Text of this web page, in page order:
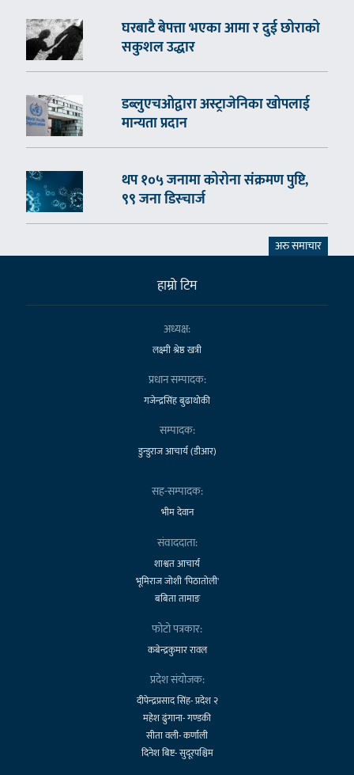
घरबाटै बेपत्ता भएका आमा र दुई छोराको
सकुशल उद्धार
डब्लुएचओद्वारा अस्ट्राजेनिका खोपलाई
मान्यता प्रदान
थप १०५ जनामा कोरोना संक्रमण पुष्टि,
९९ जना डिस्चार्ज
अरु समाचार
हाम्राे टिम
अध्यक्ष:
लक्ष्मी श्रेष्ठ खत्री
प्रधान सम्पादक:
गजेन्द्रसिंह बुढाथोकी
सम्पादक:
डुन्डुराज आचार्य (डीआर)
सह-सम्पादक:
भीम देवान
संवाददाता:
शाश्वत आचार्य
भूमिराज जोशी 'पिठातोली'
बबिता तामाङ
फोटो पत्रकार:
कबेन्द्रकुमार रावल
प्रदेश संयोजक:
दीपेन्द्रप्रसाद सिंह- प्रदेश २
महेश ढुंगाना- गण्डकी
सीता वली- कर्णाली
दिनेश बिष्ट- सुदूरपश्चिम